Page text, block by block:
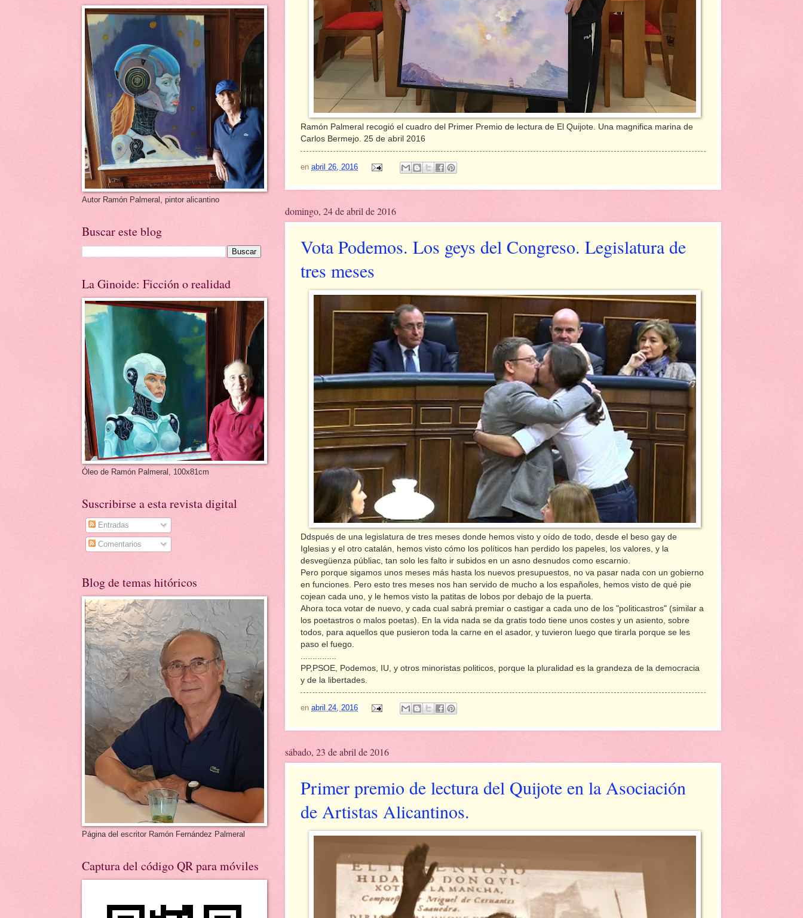
Ramón Palmeral recogió el cuadro del Primer Premio de lectura de El Quijote. Una magnifica marina de
Carlos Bermejo. 25 de abril 2016
en abril 26, 2016
domingo, 24 de abril de 2016
Vota Podemos. Los geys del Congreso. Legislatura de
tres meses
Ddspués de una legislatura de tres meses donde hemos visto y oído de todo, desde el beso gay de
Iglesias y el otro catalán, hemos visto cómo los políticos han perdido los papeles, los valores, y la
desvegüenza públiac, tan solo les falto ir subidos en un asno desnudos como escarnio.
Pero porque sigamos unos meses más hasta los nuevos presupuestos, no va pasar nada con un gobierno
en funciones. Pero esto tres meses nos han servido de mucho a los españoles, hemos visto de qué pie
cojean cada uno, y le hemos visto la patitas de lobos por debajo de la puerta.
Ahora toca votar de nuevo, y cada cual sabrá premiar o castigar a cada uno de los "politicastros" (similar a
los poetastros o malos poetas). En la vida nada se da gratis todo tiene unos costes y un asiento, sobre
todos, para aquellos que pusieron toda la carne en el asador, y tuvieron luego que tirarla porque se les
paso el fuego.
PP,PSOE, Podemos, IU, y otros minoristas politicos, porque la pluralidad es la grandeza de la democracia
y de la libertades.
en abril 24, 2016
sábado, 23 de abril de 2016
Primer premio de lectura del Quijote en la Asociación
de Artistas Alicantinos.
Autor Ramón Palmeral, pintor alicantino
Buscar este blog
La Ginoide: Ficción o realidad
Óleo de Ramón Palmeral, 100x81cm
Suscribirse a esta revista digital
Entradas
Comentarios
Blog de temas hitóricos
Página del escritor Ramón Fernández Palmeral
Captura del código QR para móviles